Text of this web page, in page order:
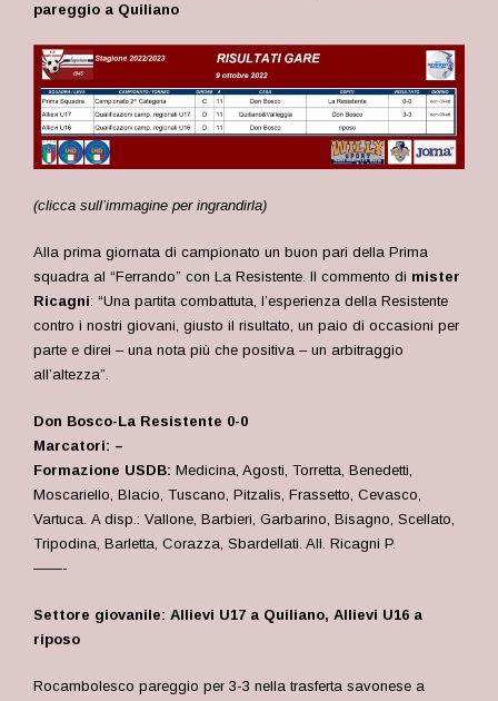
pareggio a Quiliano
(clicca sull’immagine per ingrandirla)
Alla prima giornata di campionato un buon pari della Prima
squadra al “Ferrando” con La Resistente. Il commento di mister
Ricagni: “Una partita combattuta, l’esperienza della Resistente
contro i nostri giovani, giusto il risultato, un paio di occasioni per
parte e direi – una nota più che positiva – un arbitraggio
all’altezza”.
Don Bosco-La Resistente 0-0
Marcatori: –
Formazione USDB: Medicina, Agosti, Torretta, Benedetti,
Moscariello, Blacio, Tuscano, Pitzalis, Frassetto, Cevasco,
Vartuca. A disp.: Vallone, Barbieri, Garbarino, Bisagno, Scellato,
Tripodina, Barletta, Corazza, Sbardellati. All. Ricagni P.
——-
Settore giovanile: Allievi U17 a Quiliano, Allievi U16 a
riposo
Rocambolesco pareggio per 3-3 nella trasferta savonese a